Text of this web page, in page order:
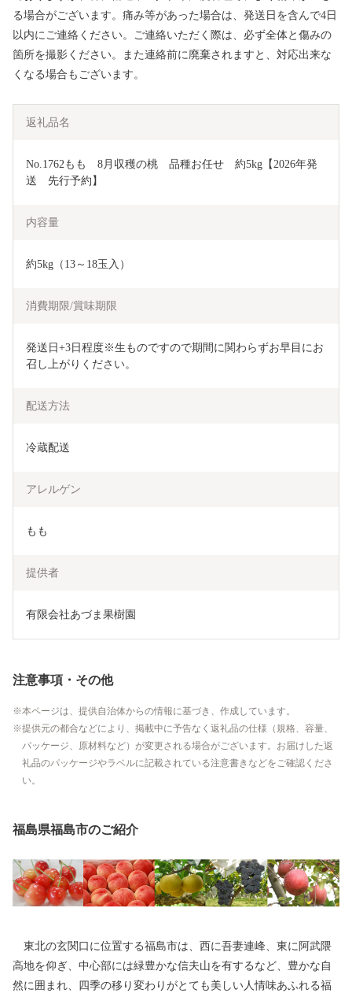
る場合がございます。痛み等があった場合は、発送日を含んで4日
以内にご連絡ください。ご連絡いただく際は、必ず全体と傷みの
箇所を撮影ください。また連絡前に廃棄されますと、対応出来な
くなる場合もございます。
返礼品名
No.1762もも　8月収穫の桃　品種お任せ　約5kg【2026年発
送　先行予約】
内容量
約5kg（13～18玉入）
消費期限/賞味期限
発送日+3日程度※生ものですので期間に関わらずお早目にお
召し上がりください。
配送方法
冷蔵配送
アレルゲン
もも
提供者
有限会社あづま果樹園
注意事項・その他
本ページは、提供自治体からの情報に基づき、作成しています。
提供元の都合などにより、掲載中に予告なく返礼品の仕様（規格、容量、
パッケージ、原材料など）が変更される場合がございます。お届けした返
礼品のパッケージやラベルに記載されている注意書きなどをご確認くださ
い。
福島県福島市のご紹介
東北の玄関口に位置する福島市は、西に吾妻連峰、東に阿武隈
高地を仰ぎ、中心部には緑豊かな信夫山を有するなど、豊かな自
然に囲まれ、四季の移り変わりがとても美しい人情味あふれる福